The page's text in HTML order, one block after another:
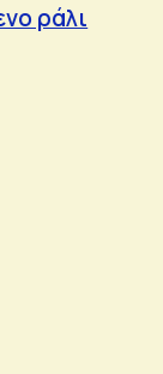
ράλι